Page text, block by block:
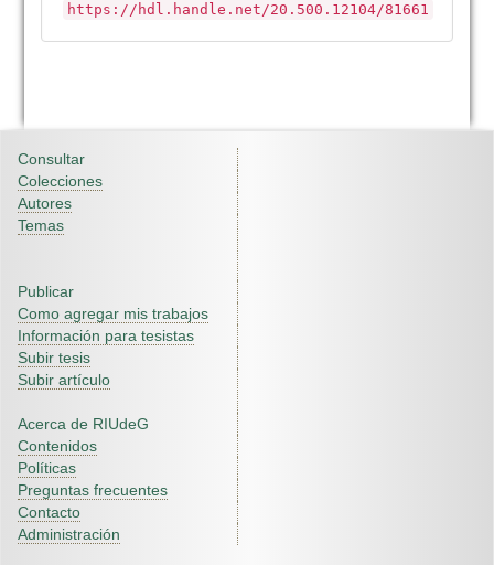
https://hdl.handle.net/20.500.12104/81661
Consultar
Colecciones
Autores
Temas
Publicar
Como agregar mis trabajos
Información para tesistas
Subir tesis
Subir artículo
Acerca de RIUdeG
Contenidos
Políticas
Preguntas frecuentes
Contacto
Administración